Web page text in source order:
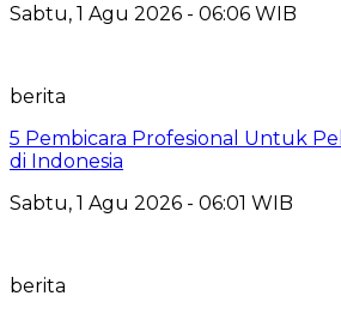
Sabtu, 1 Agu 2026 - 06:06 WIB
berita
5 Pembicara Profesional Untuk
di Indonesia
Sabtu, 1 Agu 2026 - 06:01 WIB
berita